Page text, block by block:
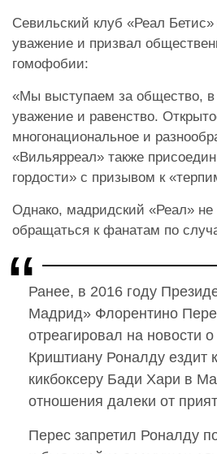
Севильский клуб «Реал
уважение и призвал
гомофобии:
«Мы выступаем за общество, в
уважение и равенство.
многонациональное и
«Вильярреал» также
гордости» с призывом к
Однако, мадридский «Реал» не
обращаться к фанатам по
Ранее, в 2016 году
Мадрид» Флорентино
отреагировал на новости
Криштиану Роналду ездит
кикбоксеру Бади Хари в
отношения далеки от
Перес запретил Роналду